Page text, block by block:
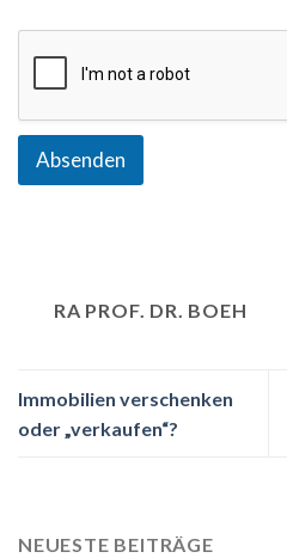
Absenden
RA PROF. DR. BOEH
Immobilien verschenken
oder „verkaufen“?
NEUESTE BEITRÄGE